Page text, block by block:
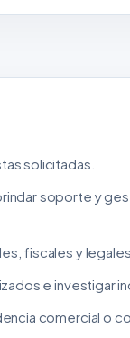
solicitadas.
soporte y
fiscales y legales.
e investigar
comercial o